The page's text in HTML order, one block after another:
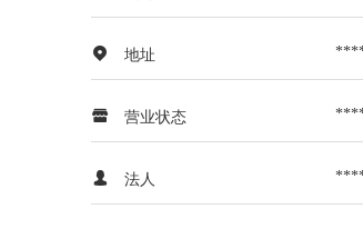
地址
营业状态
法人